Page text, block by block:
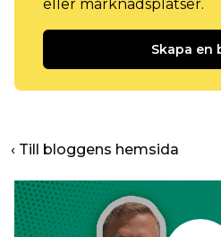
eller marknadsplatser.
Skapa en
‹ Till bloggens hemsida